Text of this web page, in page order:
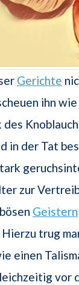
Gerichte
ihn
des
in der Tat
zur
Geistern
trug
einen
vor